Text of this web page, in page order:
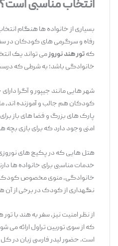
انتخاب مناسبی است؟
بسیاری از خانواده‌ ها هنگام انتخاب
رفاه و سرگرمی ‌های کودکان در سفر
تور هند نوروزمی ‌تواند یک انتخاب
خانوادگی باشد؛ به شرطی که درست
شهر هایی مانند جیپور و آگرا دارای
کودکان هم جالب و آموزنده ‌اند، مانند
پارک ‌های بزرگ و فضا های باز برای بازی.
امنی وجود دارد که برای بازی بچه‌ ها
هتل ‌هایی که در پکیج ‌های نوروزی
خدمات مناسبی برای خانواده‌ ها دارند؛ از
خانوادگی، منوی مخصوص کودک، زمین
نگهداری از کودک در برخی از آن ‌ها.
از نظر امنیت نیز، سفر به هند با تور های
که از سوی توربین تراول ارائه می ‌شود،
است. حضور لیدر فارسی ‌زبان در کل